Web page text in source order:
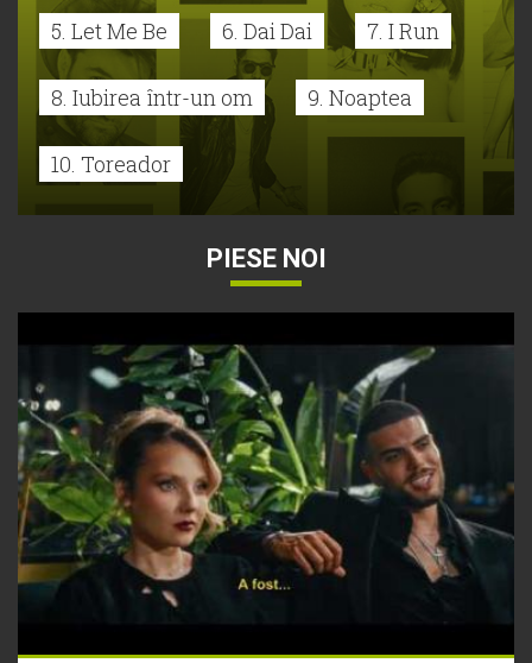
5. Let Me Be 6. Dai Dai 7. I Run
8. Iubirea într-un om 9. Noaptea
10. Toreador
PIESE NOI